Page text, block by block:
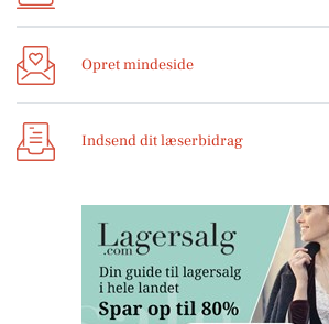
Opret mindeside
Indsend dit læserbidrag